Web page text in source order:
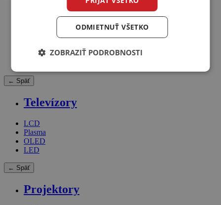
Slúchadlá
Do uší
← Späť
Televízory
LCD
Plasma
OLED
LED
← Späť
Projektory
ODMIETNUŤ VŠETKO
ZOBRAZIŤ PODROBNOSTI